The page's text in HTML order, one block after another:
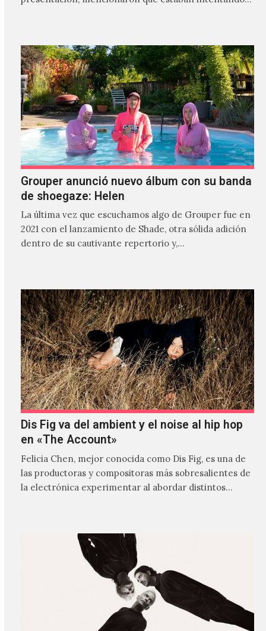
Grouper anunció nuevo álbum con su banda
de shoegaze: Helen
La última vez que escuchamos algo de Grouper fue en
2021 con el lanzamiento de Shade, otra sólida adición
dentro de su cautivante repertorio y,…
Dis Fig va del ambient y el noise al hip hop
en «The Account»
Felicia Chen, mejor conocida como Dis Fig, es una de
las productoras y compositoras más sobresalientes de
la electrónica experimentar al abordar distintos